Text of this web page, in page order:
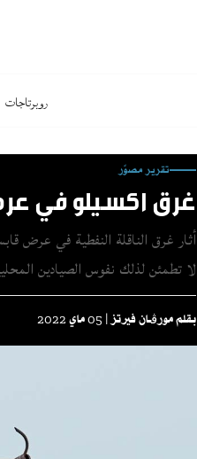
روبرتاجات
تقرير مصوّر
غرق اكسيلو في
أثار غرق الناقلة النفطية في عرض
لا تطمئن لذلك نفوس الصيادين
بقلممورڤـان فيرتز| 05 ماي 2022